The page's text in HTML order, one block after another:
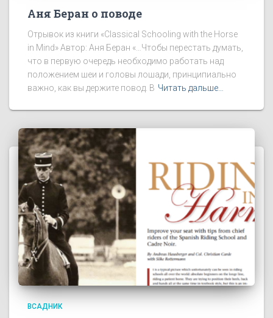
Аня Беран о поводе
Отрывок из книги «Classical Schooling with the Horse
in Mind» Автор: Аня Беран «…Чтобы перестать думать,
что в первую очередь необходимо работать над
положением шеи и головы лошади, принципиально
важно, как вы держите повод. В Читать дальше…
ВСАДНИК